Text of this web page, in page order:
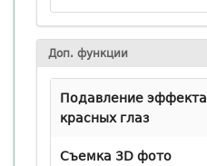
Доп. функции
Подавление эффекта
красных глаз
Съемка 3D фото